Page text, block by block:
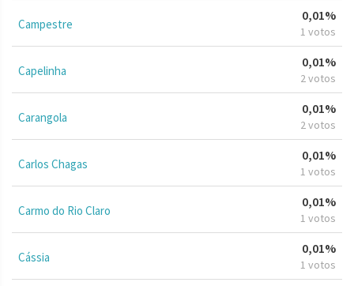
Campestre
0,01%
1 votos
Capelinha
0,01%
2 votos
Carangola
0,01%
2 votos
Carlos Chagas
0,01%
1 votos
Carmo do Rio Claro
0,01%
1 votos
Cássia
0,01%
1 votos